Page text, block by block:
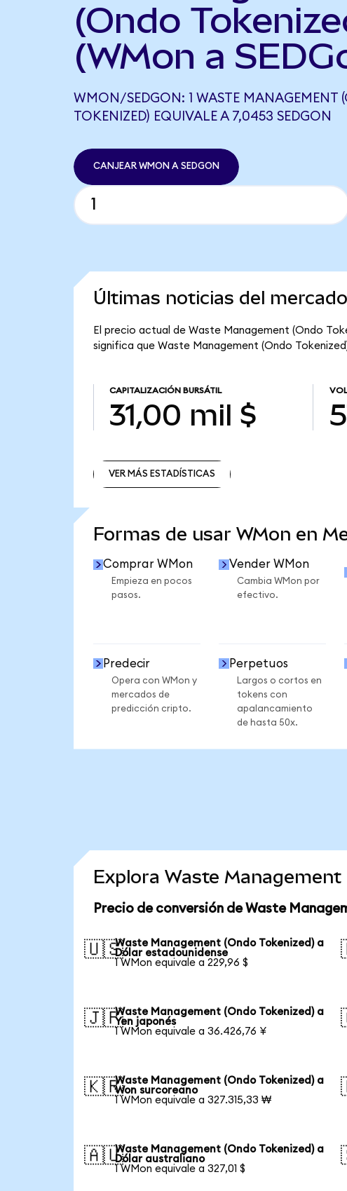
(Ondo
(WMon a
WMON/SEDGON: 1 WASTE MANAGEMENT
TOKENIZED) EQUIVALE A 7,0453 SEDGON
CANJEAR WMON A SEDGON
Últimas noticias del
El precio actual de Waste Management (Ondo
significa que Waste Management (Ondo
CAPITALIZACIÓN BURSÁTIL
31,00 mil $
VER MÁS ESTADÍSTICAS
Formas de usar WMon en
Comprar WMon
Empieza en pocos
pasos.
Vender WMon
Cambia WMon por
efectivo.
Predecir
Opera con WMon y
mercados de
predicción cripto.
Perpetuos
Largos o cortos en
tokens con
apalancamiento
de hasta 50x.
Explora Waste
Precio de conversión de Waste
🇺🇸Waste Management (Ondo Tokenized) a
Dólar estadounidense
1 WMon equivale a 229,96 $
🇯🇵Waste Management (Ondo Tokenized) a
Yen japonés
1 WMon equivale a 36.426,76 ¥
🇰🇷Waste Management (Ondo Tokenized) a
Won surcoreano
1 WMon equivale a 327.315,33 ₩
🇦🇺Waste Management (Ondo Tokenized) a
Dólar australiano
1 WMon equivale a 327,01 $